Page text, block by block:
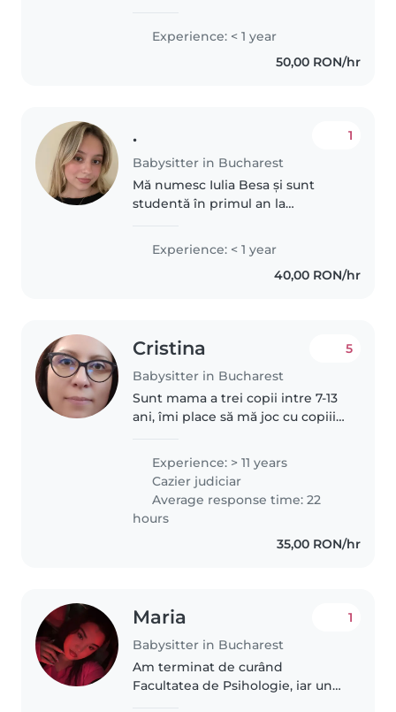
garde d'enfants en bas âge et en
âge préscolaire. Passionnée par
le dessin, la musique et les..
Experience: < 1 year
50,00 RON/hr
.
Babysitter in Bucharest
1
Mă numesc Iulia Besa și sunt
studentă în primul an la
de lejer, ceea ce îmi permite să
ofer atenție copiilor cu răbdare și
responsabilitate. Sunt atentă,..
Experience: < 1 year
40,00 RON/hr
Cristina
Babysitter in Bucharest
5
Sunt mama a trei copii intre 7-13
ani, îmi place să mă joc cu copiii,
educata, pot să-i învăț engleza
sau spaniolă. Sunt atenta la
detalii și loială..
Experience: > 11 years
Cazier judiciar
Average response time: 22
hours
35,00 RON/hr
Maria
Babysitter in Bucharest
1
Am terminat de curând
Facultatea de Psihologie, iar unul